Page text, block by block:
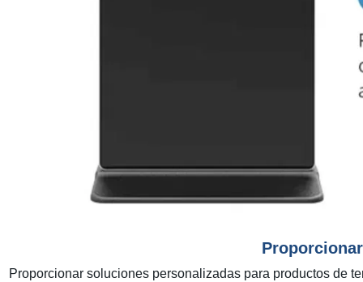
Proporcionar soluciones personalizadas para productos de